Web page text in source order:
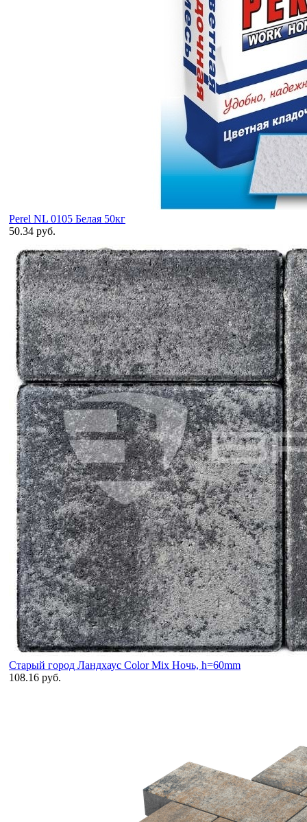
Perel NL 0105 Белая 50кг
50.34 руб.
Старый город Ландхаус Color Mix Ночь, h=60mm
108.16 руб.